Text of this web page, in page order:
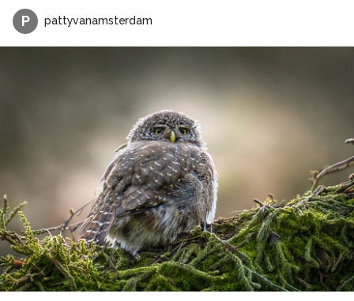
P pattyvanamsterdam